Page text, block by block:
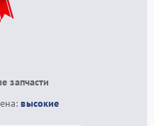
запчасти
высокие